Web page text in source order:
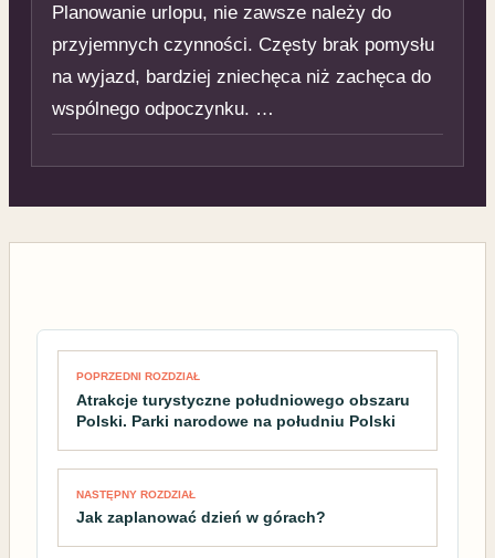
Planowanie urlopu, nie zawsze należy do
przyjemnych czynności. Częsty brak pomysłu
na wyjazd, bardziej zniechęca niż zachęca do
wspólnego odpoczynku. …
Nawigacja wpisu
POPRZEDNI ROZDZIAŁ
Atrakcje turystyczne południowego obszaru
Polski. Parki narodowe na południu Polski
NASTĘPNY ROZDZIAŁ
Jak zaplanować dzień w górach?